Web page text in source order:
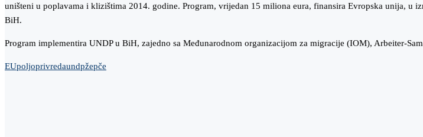
uništeni u poplavama i klizištima 2014. godine. Program, vrijedan 15 miliona eura, finansira Evropska unija, u
BiH.
Program implementira UNDP u BiH, zajedno sa Međunarodnom organizacijom za migracije (IOM), Arbeiter-
EUpoljoprivredaundpžepče